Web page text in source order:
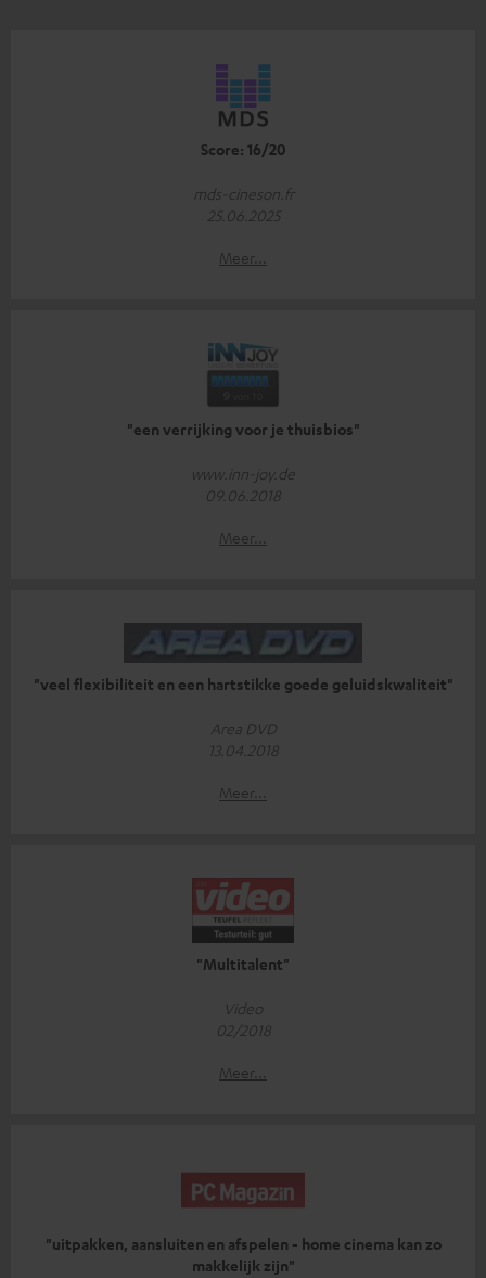
Score: 16/20
mds-cineson.fr
25.06.2025
Meer...
"een verrijking voor je thuisbios"
www.inn-joy.de
09.06.2018
Meer...
"veel flexibiliteit en een hartstikke goede geluidskwaliteit"
Area DVD
13.04.2018
Meer...
"Multitalent"
Video
02/2018
Meer...
"uitpakken, aansluiten en afspelen - home cinema kan zo
makkelijk zijn"